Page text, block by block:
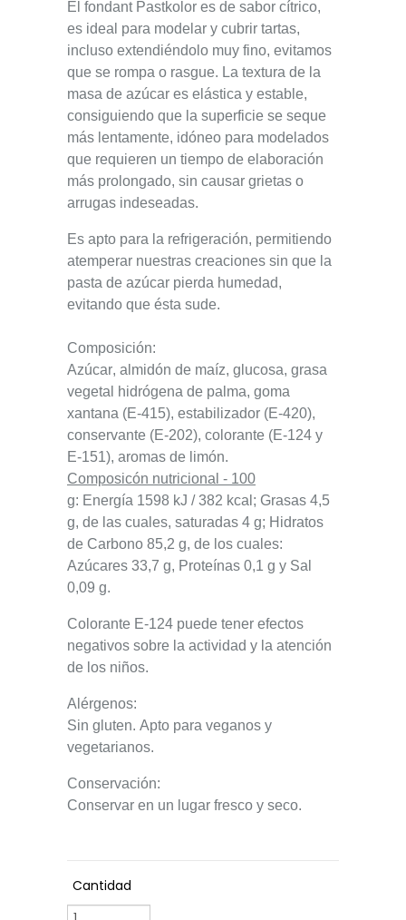
El fondant Pastkolor es de sabor cítrico,
es ideal para modelar y cubrir tartas,
incluso extendiéndolo muy fino, evitamos
que se rompa o rasgue. La textura de la
masa de azúcar es elástica y estable,
consiguiendo que la superficie se seque
más lentamente, idóneo para modelados
que requieren un tiempo de elaboración
más prolongado, sin causar grietas o
arrugas indeseadas.
Es apto para la refrigeración, permitiendo
atemperar nuestras creaciones sin que la
pasta de azúcar pierda humedad,
evitando que ésta sude.
Composición:
Azúcar, almidón de maíz, glucosa, grasa
vegetal hidrógena de palma, goma
xantana (E-415), estabilizador (E-420),
conservante (E-202), colorante (E-124 y
E-151), aromas de limón.
Composicón nutricional - 100
g: Energía 1598 kJ / 382 kcal; Grasas 4,5
g, de las cuales, saturadas 4 g; Hidratos
de Carbono 85,2 g, de los cuales:
Azúcares 33,7 g, Proteínas 0,1 g y Sal
0,09 g.
Colorante E-124 puede tener efectos
negativos sobre la actividad y la atención
de los niños.
Alérgenos:
Sin gluten. Apto para veganos y
vegetarianos.
Conservación:
Conservar en un lugar fresco y seco.
Cantidad